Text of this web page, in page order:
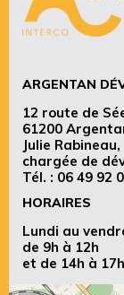
ARGENTAN
12 route de
61200
Julie Rabineau,
chargée de
Tél. : 06 49 92
HORAIRES
Lundi au
de 9h à 12h
et de 14h à 17h